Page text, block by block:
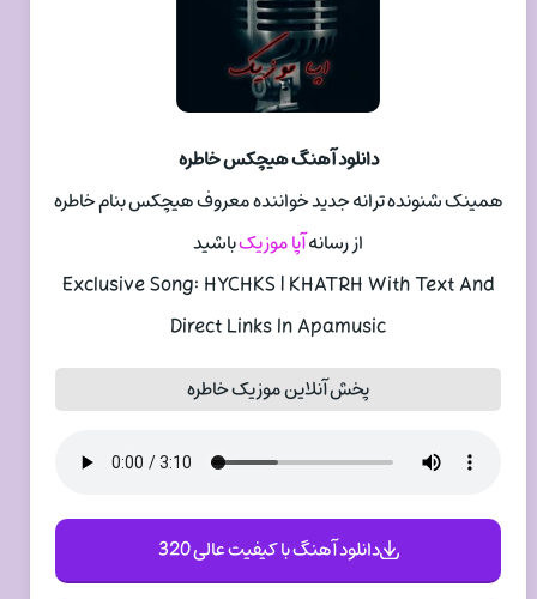
دانلود آهنگ هیچکس خاطره
همینک شنونده ترانه جدید خواننده معروف هیچکس بنام خاطره
از رسانهآپا موزیکباشید
Exclusive Song: HYCHKS | KHATRH With Text And
Direct Links In Apamusic
پخش آنلاین موزیک خاطره
دانلود آهنگ با کیفیت عالی 320